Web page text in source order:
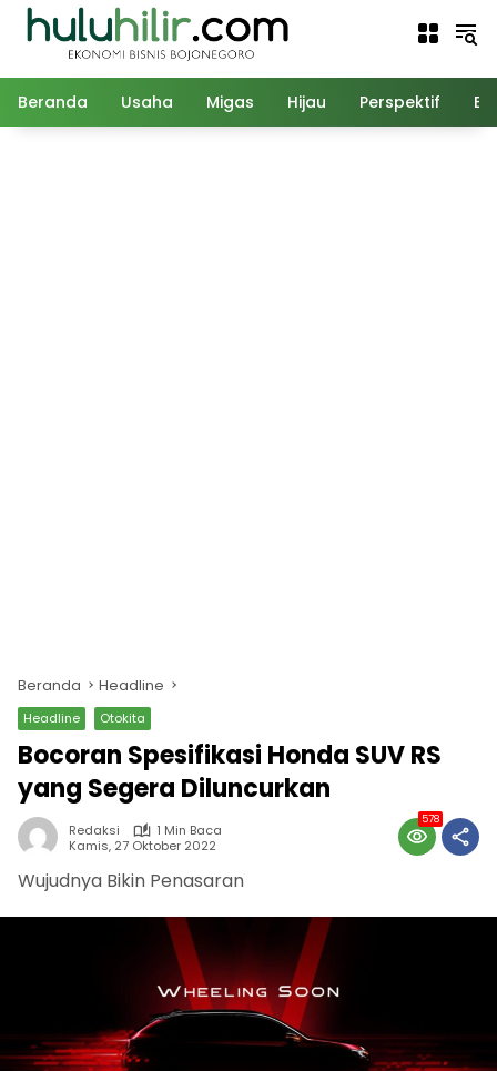
Langsung
Beranda Usaha Migas Hijau Perspektif
Beranda Headline
Headline Otokita
Bocoran Spesifikasi Honda SUV RS
yang Segera Diluncurkan
Redaksi
1 Min Baca
Kamis, 27 Oktober 2022
578
Wujudnya Bikin Penasaran